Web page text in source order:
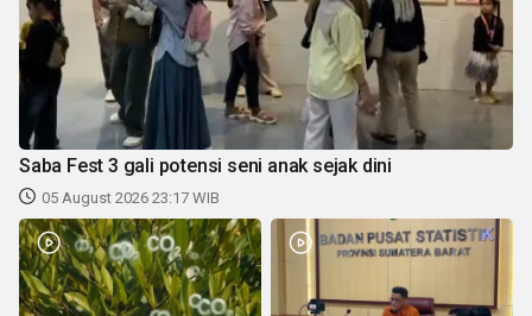
Saba Fest 3 gali potensi seni anak sejak dini
05 August 2026 23:17 WIB